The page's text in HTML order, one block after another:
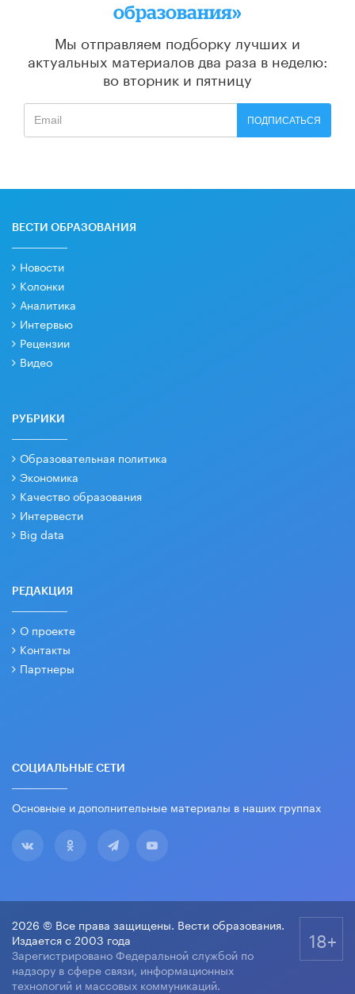
образования»
Мы отправляем подборку лучших и
актуальных материалов два раза в неделю:
во вторник и пятницу
ПОДПИСАТЬСЯ
ВЕСТИ ОБРАЗОВАНИЯ
Новости
Колонки
Аналитика
Интервью
Рецензии
Видео
РУБРИКИ
Образовательная политика
Экономика
Качество образования
Интервести
Big data
РЕДАКЦИЯ
О проекте
Контакты
Партнеры
СОЦИАЛЬНЫЕ СЕТИ
Основные и дополнительные материалы в наших группах
2026 © Все права защищены. Вести образования.
Издается с 2003 года
Зарегистрировано Федеральной службой по
надзору в сфере связи, информационных
технологий и массовых коммуникаций.
18+